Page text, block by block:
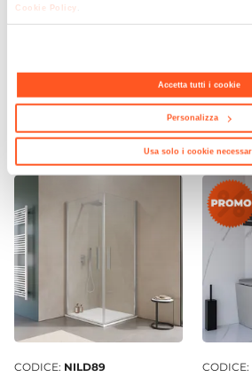
Cookie Policy
Accetta tutti i cookie
Personalizza
Usa solo i cookie
Verticale
16 tubi
Lunghezza Cavo
Tondi orizzontali
Ø 2,2 cm
Acciaio
Finitura
Colore
CODICE:385026
40cm cromo Lazzarini
CODICE:
Lazzarini
€ 18,00
CODICE: NILD89 CODICE: